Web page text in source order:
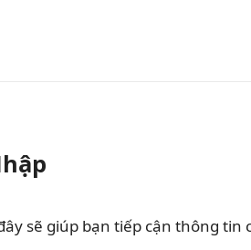
sẽ giúp bạn tiếp cận thông tin